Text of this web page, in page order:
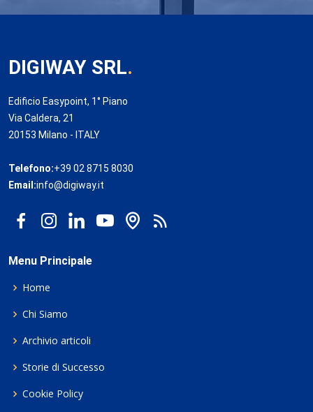
DIGIWAY SRL.
Edificio Easypoint, 1° Piano
Via Caldera, 21
20153 Milano - ITALY
Telefono:+39 02 8715 8030
Email:info@digiway.it
Menu Principale
Home
Chi Siamo
Archivio articoli
Storie di Successo
Cookie Policy